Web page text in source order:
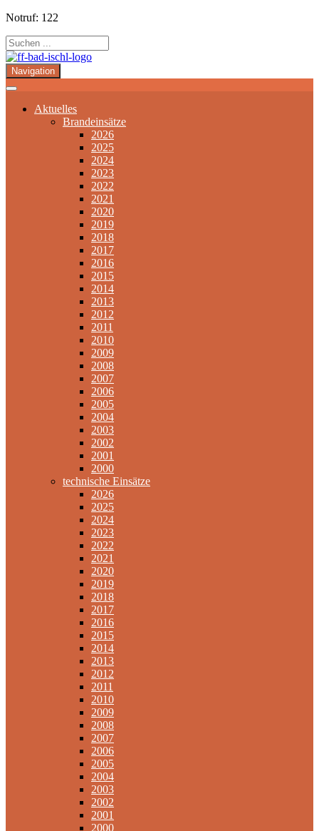
Notruf: 122
Navigation
Aktuelles
Brandeinsätze
2026
2025
2024
2023
2022
2021
2020
2019
2018
2017
2016
2015
2014
2013
2012
2011
2010
2009
2008
2007
2006
2005
2004
2003
2002
2001
2000
technische Einsätze
2026
2025
2024
2023
2022
2021
2020
2019
2018
2017
2016
2015
2014
2013
2012
2011
2010
2009
2008
2007
2006
2005
2004
2003
2002
2001
2000